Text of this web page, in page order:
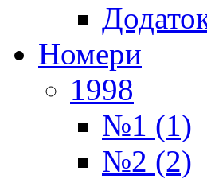
Номери
1998
№1 (1)
№2 (2)